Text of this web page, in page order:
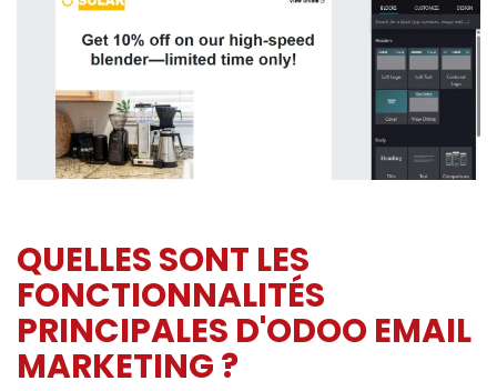
QUELLES SONT LES
FONCTIONNALITÉS
PRINCIPALES D'ODOO EMAIL
MARKETING ?